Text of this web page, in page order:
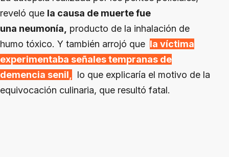
reveló que la causa de muerte fue
una neumonía, producto de la inhalación de
humo tóxico. Y también arrojó que la víctima
experimentaba señales tempranas de
demencia senil, lo que explicaría el motivo de la
equivocación culinaria, que resultó fatal.